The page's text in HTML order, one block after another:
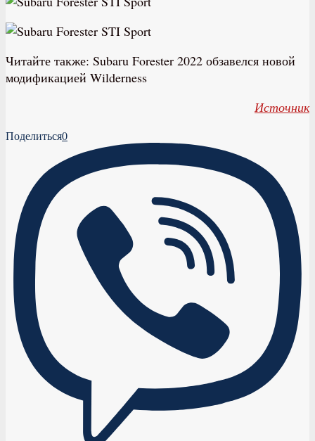
Читайте также: Subaru Forester 2022 обзавелся новой
модификацией Wilderness
Источник
Поделиться0